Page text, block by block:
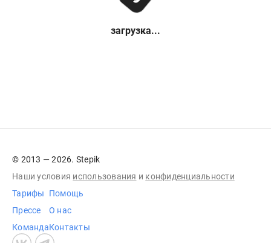
загрузка...
© 2013 — 2026. Stepik
Наши условия использования и конфиденциальности
Тарифы
Прессе
Команда
Помощь
О нас
Контакты